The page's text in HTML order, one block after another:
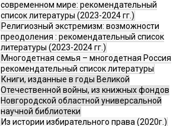
современном мире: рекомендательный
список литературы (2023-2024 гг.)
Религиозный экстремизм: возможности
преодоления : рекомендательный список
литературы (2023-2024 гг.)
Многодетная семья – многодетная Россия
рекомендательный список литературы
Книги, изданные в годы Великой
Отечественной войны, из книжных фондов
Новгородской областной универсальной
научной библиотеки
Из истории избирательного права (2020г.)